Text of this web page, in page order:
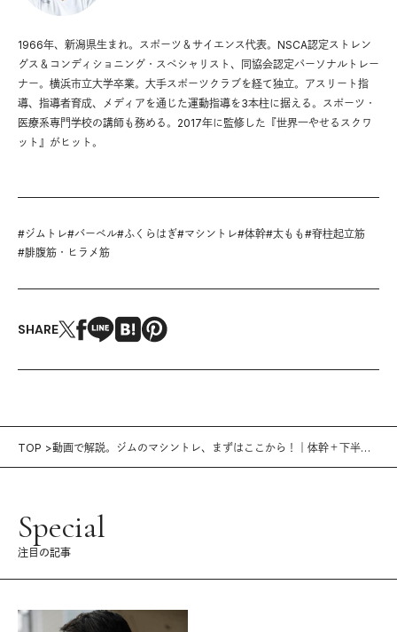
1966年、新潟県生まれ。スポーツ＆サイエンス代表。NSCA認定ストレン
グス＆コンディショニング・スペシャリスト、同協会認定パーソナルトレー
ナー。横浜市立大学卒業。大手スポーツクラブを経て独立。アスリート指
導、指導者育成、メディアを通じた運動指導を3本柱に据える。スポーツ・
医療系専門学校の講師も務める。2017年に監修した『世界一やせるスクワ
ット』がヒット。
#ジムトレ#バーベル#ふくらはぎ#マシントレ#体幹#太もも #脊柱起立筋
#腓腹筋・ヒラメ筋
SHARE
TOP
動画で解説。ジムのマシントレ、まずはここから！｜体幹＋下半身
Special
注目の記事